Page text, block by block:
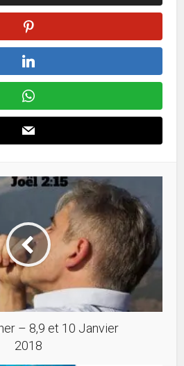
– 8,9 et 10 Janvier
2018